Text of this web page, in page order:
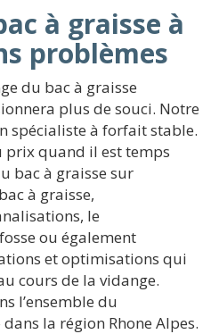
à graisse à
problèmes
du bac à graisse
plus de souci. Notre
spécialiste à forfait stable.
prix quand il est temps
bac à graisse sur
à graisse,
le
ou également
et optimisations qui
cours de la vidange.
l’ensemble du
la région Rhone Alpes.